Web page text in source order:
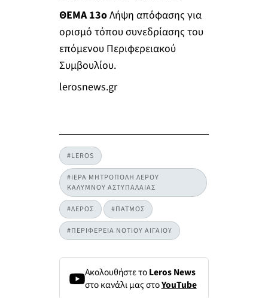
ΘΕΜΑ 13οΛήψη απόφασης για
ορισμό τόπου συνεδρίασης του
επόμενου Περιφερειακού
Συμβουλίου.
lerosnews.gr
#LEROS
#ΙΕΡΑ ΜΗΤΡΟΠΟΛΗ ΛΕΡΟΥ
ΚΑΛΥΜΝΟΥ ΑΣΤΥΠΑΛΑΙΑΣ
#ΛΕΡΟΣ #ΠΑΤΜΟΣ
#ΠΕΡΙΦΕΡΕΙΑ ΝΟΤΙΟΥ ΑΙΓΑΙΟΥ
Ακολουθήστε τοLeros News
στο κανάλι μας στοYouTube